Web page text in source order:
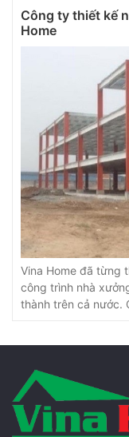
hãy tham khảo
sáng suốt
Công ty thiết kế
Home
Vina Home đã từng
công trình nhà
thành trên cả nước.